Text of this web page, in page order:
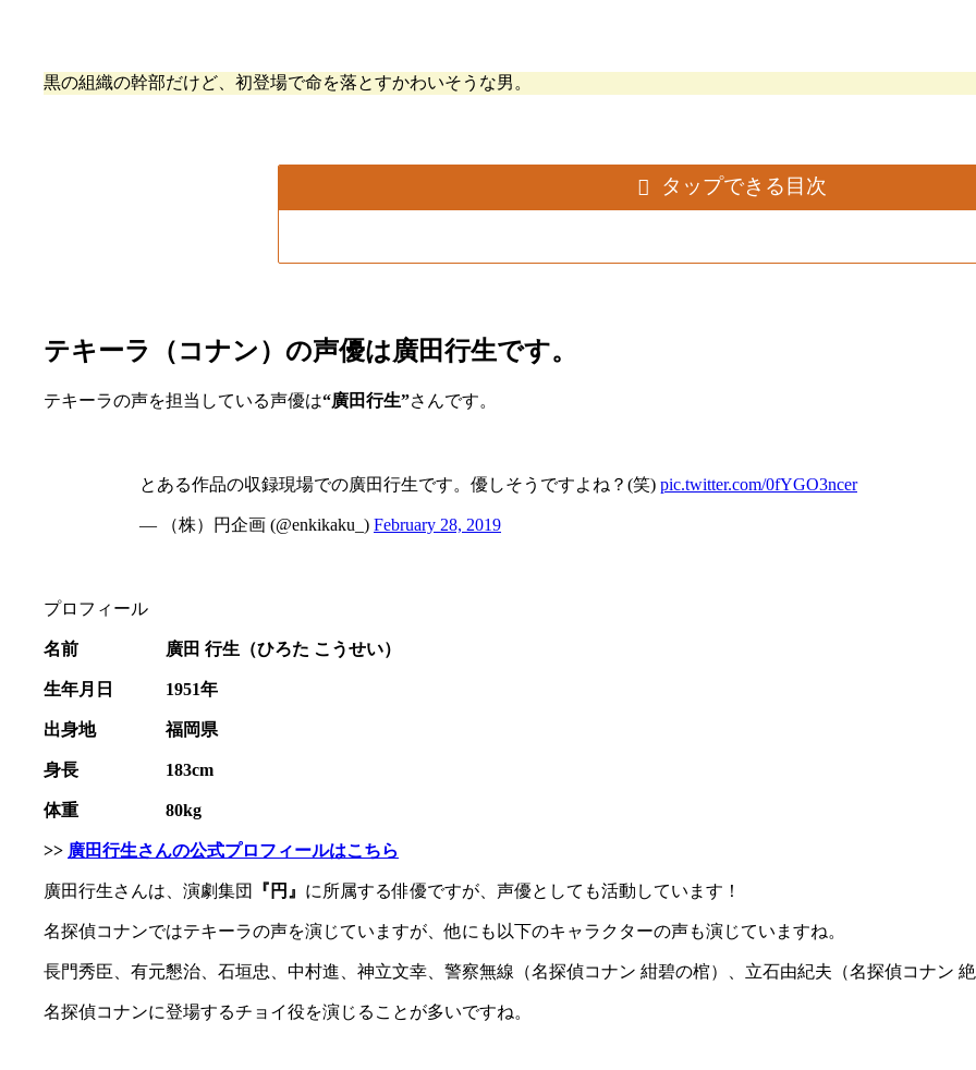
黒の組織の幹部だけど、初登場で命を落とすかわいそうな男。
タップできる目次
テキーラ（コナン）の声優は廣田行生です。
テキーラの声を担当している声優は“廣田行生”さんです。
とある作品の収録現場での廣田行生です。優しそうですよね？(笑) pic.twitter.com/0fYGO3ncer
— （株）円企画 (@enkikaku_) February 28, 2019
プロフィール
名前 廣田 行生（ひろた こうせい）
生年月日 1951年
出身地 福岡県
身長 183cm
体重 80kg
>> 廣田行生さんの公式プロフィールはこちら
廣田行生さんは、演劇集団 『円』 に所属する俳優ですが、声優としても活動しています！
名探偵コナンではテキーラの声を演じていますが、他にも以下のキャラクターの声も演じていますね。
長門秀臣、有元懇治、石垣忠、中村進、神立文幸、警察無線（名探偵コナン 紺碧の棺）、立石由紀夫（名探偵コナン 絶
名探偵コナンに登場するチョイ役を演じることが多いですね。